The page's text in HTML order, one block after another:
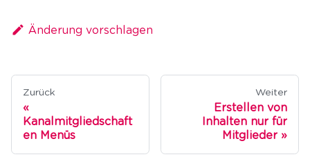
Änderung vorschlagen
Zurück
Kanalmitgliedschaft
en Menüs
Weiter
Erstellen von
Inhalten nur für
Mitglieder